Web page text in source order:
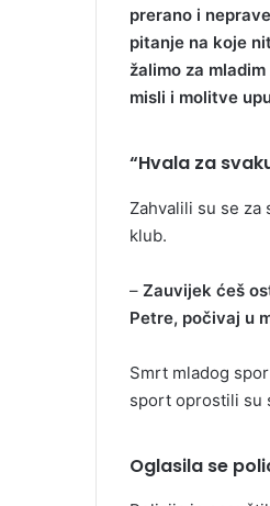
prerano i
pitanje na koje
žalimo za
misli i molitve
“Hvala za
Zahvalili su se za
klub.
– Zauvijek ćeš
Petre, počivaj u
Smrt mladog
sport oprostili su
Oglasila se